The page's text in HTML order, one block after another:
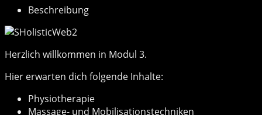
Beschreibung
Herzlich willkommen in Modul 3.
Hier erwarten dich folgende Inhalte:
Physiotherapie
Massage- und Mobilisationstechniken